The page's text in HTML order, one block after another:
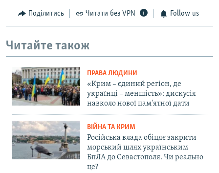
Поділитись Читати без VPN Follow us
Читайте також
ПРАВА ЛЮДИНИ
«Крим – єдиний регіон, де
українці – меншість»: дискусія
навколо нової пам'ятної дати
ВІЙНА ТА КРИМ
Російська влада обіцяє закрити
морський шлях українським
БпЛА до Севастополя. Чи реально
це?